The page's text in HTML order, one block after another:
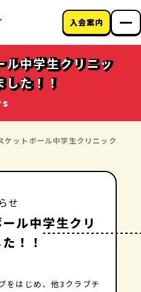
朝日丘スポーツク
ラブについて
教室のご案内
お問い合わせ
入会案内
ル中学生クリニッ
した！！
ケットボール中学生クリニック
せ
ル中学生クリ
！！
をはじめ、他3クラブチ